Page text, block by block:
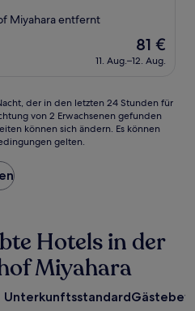
Miyahara entfernt
Der
Preis
beträgt
81 €
11. Aug.–12. Aug.
der in den letzten 24 Stunden für
von 2 Erwachsenen gefunden
können sich ändern. Es können
gelten.
Hotels in der
Miyahara
Unterkunftsstandard